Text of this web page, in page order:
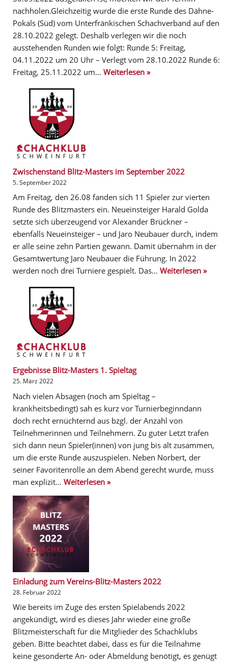
nachholen.Gleichzeitig wurde die erste Runde des Dähne-
Pokals (Süd) vom Unterfränkischen Schachverband auf den
28.10.2022 gelegt. Deshalb verlegen wir die noch
ausstehenden Runden wie folgt: Runde 5: Freitag,
04.11.2022 um 20 Uhr – Verlegt vom 28.10.2022 Runde 6:
Freitag, 25.11.2022 um… Weiterlesen »
Zwischenstand Blitz-Masters im September 2022
5. September 2022
Am Freitag, den 26.08 fanden sich 11 Spieler zur vierten
Runde des Blitzmasters ein. Neueinsteiger Harald Golda
setzte sich überzeugend vor Alexander Brückner –
ebenfalls Neueinsteiger – und Jaro Neubauer durch, indem
er alle seine zehn Partien gewann. Damit übernahm in der
Gesamtwertung Jaro Neubauer die Führung. In 2022
werden noch drei Turniere gespielt. Das… Weiterlesen »
Ergebnisse Blitz-Masters 1. Spieltag
25. März 2022
Nach vielen Absagen (noch am Spieltag –
krankheitsbedingt) sah es kurz vor Turnierbeginndann
doch recht ernüchternd aus bzgl. der Anzahl von
Teilnehmerinnen und Teilnehmern. Zu guter Letzt trafen
sich dann neun Spieler(innen) von jung bis alt zusammen,
um die erste Runde auszuspielen. Neben Norbert, der
seiner Favoritenrolle an dem Abend gerecht wurde, muss
man explizit… Weiterlesen »
Einladung zum Vereins-Blitz-Masters 2022
28. Februar 2022
Wie bereits im Zuge des ersten Spielabends 2022
angekündigt, wird es dieses Jahr wieder eine große
Blitzmeisterschaft für die Mitglieder des Schachklubs
geben. Bitte beachtet dabei, dass es für die Teilnahme
keine gesonderte An- oder Abmeldung benötigt, es genügt